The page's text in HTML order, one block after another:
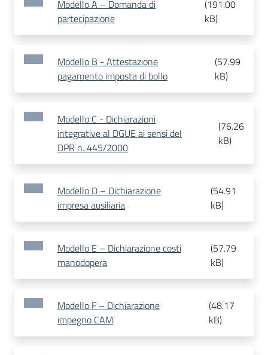
Modello A – Domanda di
partecipazione
(191.00
kB)
Modello B - Attestazione
pagamento imposta di bollo
(57.99
kB)
Modello C - Dichiarazioni
integrative al DGUE ai sensi del
DPR n. 445/2000
(76.26
kB)
Modello D – Dichiarazione
impresa ausiliaria
(54.91
kB)
Modello E – Dichiarazione costi
manodopera
(57.79
kB)
Modello F – Dichiarazione
impegno CAM
(48.17
kB)